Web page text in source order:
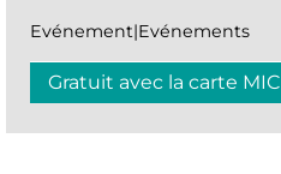
Evénement|Evénements
Gratuit avec la carte MIC